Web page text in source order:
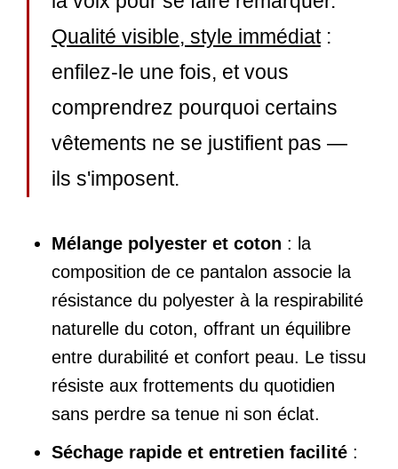
Qualité visible, style immédiat:
enfilez-le une fois, et vous
comprendrez pourquoi certains
vêtements ne se justifient pas —
ils s'imposent.
Mélange polyester et coton : la
composition de ce pantalon associe la
résistance du polyester à la respirabilité
naturelle du coton, offrant un équilibre
entre durabilité et confort peau. Le tissu
résiste aux frottements du quotidien
sans perdre sa tenue ni son éclat.
Séchage rapide et entretien facilité :